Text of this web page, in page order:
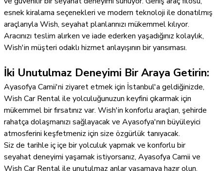
esnek kiralama seçenekleri ve modern teknoloji ile donatılmış
araçlarıyla Wish, seyahat planlarınızı mükemmel kılıyor.
Aracınızı teslim alırken ve iade ederken yaşadığınız kolaylık,
Wish'in müşteri odaklı hizmet anlayışının bir yansıması.
İki Unutulmaz Deneyimi Bir Araya Getirin:
Ayasofya Camii'ni ziyaret etmek için İstanbul'a geldiğinizde,
Wish Car Rental ile yolculuğunuzun keyfini çıkarmak için
mükemmel bir fırsatınız var. Wish'in konforlu araçları, şehirde
rahatça dolaşmanızı sağlayacak ve Ayasofya'nın büyüleyici
atmosferini keşfetmeniz için size özgürlük tanıyacak.
Siz de tarihle iç içe bir yolculuk yapmak ve konforlu bir
seyahat deneyimi yaşamak istiyorsanız, Ayasofya Camii ve
Wish Car Rental ile unutulmaz anlar yaşamaya hazır olun.